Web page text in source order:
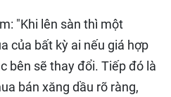
"Khi lên sàn thì một
của bất kỳ ai nếu giá hợp
bên sẽ thay đổi. Tiếp đó là
bán xăng dầu rõ ràng,